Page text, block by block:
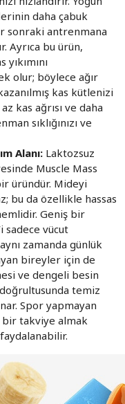
daha çabuk
sonraki antrenmana
Ayrıca bu ürün,
olur; böylece ağır
kas kütlenizi
kas ağrısı ve daha
sıklığınızı ve
Alanı: Laktozsuz
Muscle Mass
üründür. Mideyi
bu da özellikle hassas
Geniş bir
sadece vücut
zamanda günlük
bireyler için de
ve dengeli besin
temiz
Spor yapmayan
bir takviye almak